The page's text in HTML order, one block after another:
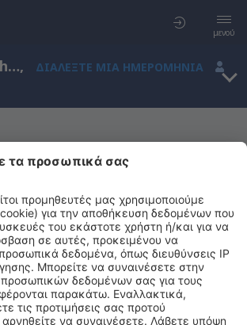
μενού
Koh Rong, Koh Kong, Καμπότζη,
ΔΙΑΛΈΞΤΕ ΜΙΑ ΗΜΕΡΟΜΗΝΊΑ
δεν υπάρχουν
για την αναζήτησή σας
αναζήτηση με διαφορετικά κριτήρια